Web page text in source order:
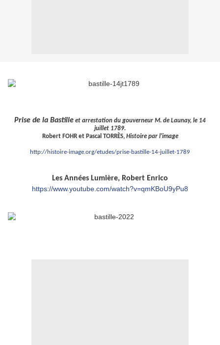
Prise de la Bastille et arrestation du gouverneur M. de Launay, le 14
juillet 1789.
Robert FOHR et Pascal TORRÈS, Histoire par l'image
http://histoire-image.org/etudes/prise-bastille-14-juillet-1789
Les Années Lumière, Robert Enrico
https://www.youtube.com/watch?v=qmKBoU9yPu8